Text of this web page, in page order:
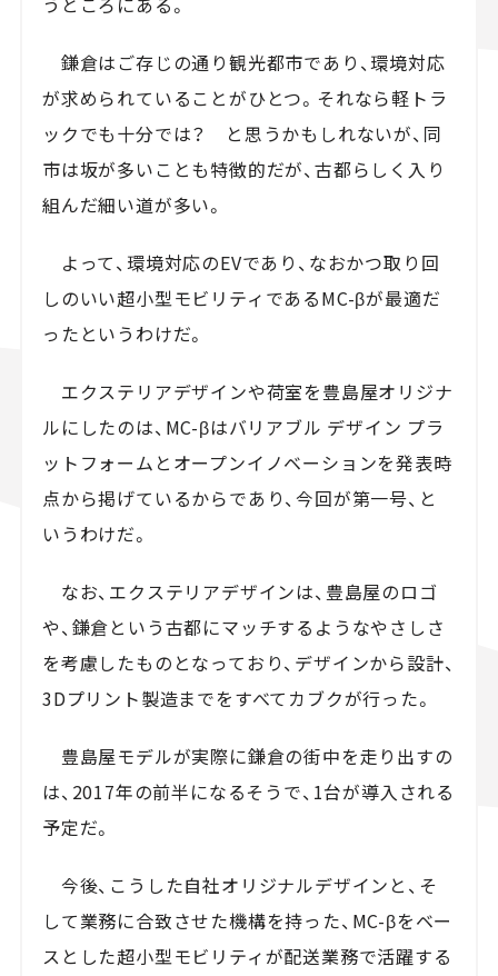
鎌倉はご存じの通り観光都市であり、環境対応
が求められていることがひとつ。それなら軽トラ
ックでも十分では？ と思うかもしれないが、同
市は坂が多いことも特徴的だが、古都らしく入り
組んだ細い道が多い。
よって、環境対応のEVであり、なおかつ取り回
しのいい超小型モビリティであるMC-βが最適だ
ったというわけだ。
エクステリアデザインや荷室を豊島屋オリジナ
ルにしたのは、MC-βはバリアブル デザイン プラ
ットフォームとオープンイノベーションを発表時
点から掲げているからであり、今回が第一号、と
いうわけだ。
なお、エクステリアデザインは、豊島屋のロゴ
や、鎌倉という古都にマッチするようなやさしさ
を考慮したものとなっており、デザインから設計、
3Dプリント製造までをすべてカブクが行った。
豊島屋モデルが実際に鎌倉の街中を走り出すの
は、2017年の前半になるそうで、1台が導入される
予定だ。
今後、こうした自社オリジナルデザインと、そ
して業務に合致させた機構を持った、MC-βをベー
スとした超小型モビリティが配送業務で活躍する